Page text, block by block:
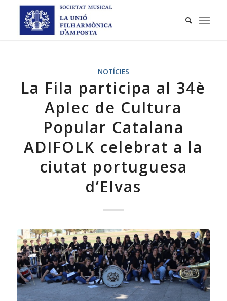
NOTÍCIES
La Fila participa al 34è
Aplec de Cultura
Popular Catalana
ADIFOLK celebrat a la
ciutat portuguesa
d’Elvas